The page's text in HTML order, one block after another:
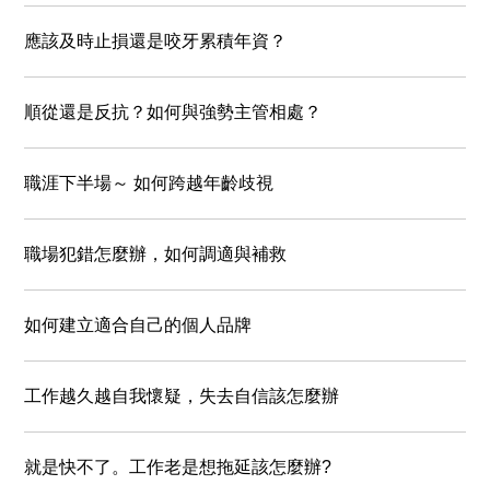
應該及時止損還是咬牙累積年資？
順從還是反抗？如何與強勢主管相處？
職涯下半場～ 如何跨越年齡歧視
職場犯錯怎麼辦，如何調適與補救
如何建立適合自己的個人品牌
工作越久越自我懷疑，失去自信該怎麼辦
就是快不了。工作老是想拖延該怎麼辦?